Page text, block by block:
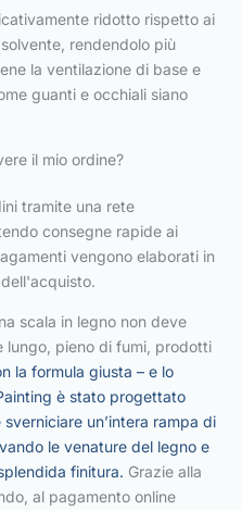
ridotto rispetto ai
rendendolo più
la ventilazione di base e
guanti e occhiali siano
il mio ordine?
tramite una rete
consegne rapide ai
vengono elaborati in
scala in legno non deve
lungo, pieno di fumi, prodotti
la formula giusta – e lo
è stato progettato
un’intera rampa di
le venature del legno e
finitura. Grazie alla
al pagamento online